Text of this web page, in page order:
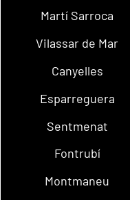
Martí Sarroca
Vilassar de Mar
Canyelles
Esparreguera
Sentmenat
Fontrubí
Montmaneu